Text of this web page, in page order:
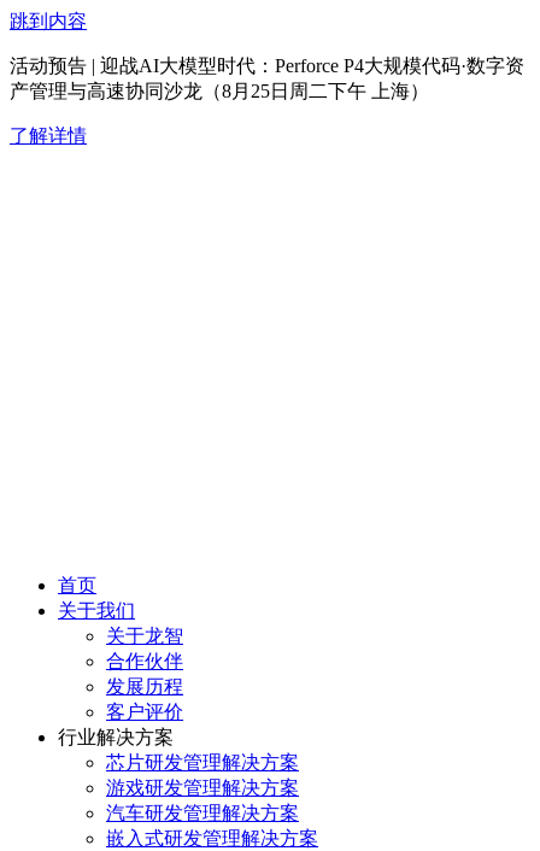
跳到内容
活动预告 | 迎战AI大模型时代：Perforce P4大规模代码·数字资
产管理与高速协同沙龙（8月25日周二下午 上海）
了解详情
首页
关于我们
关于龙智
合作伙伴
发展历程
客户评价
行业解决方案
芯片研发管理解决方案
游戏研发管理解决方案
汽车研发管理解决方案
嵌入式研发管理解决方案